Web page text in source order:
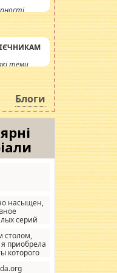
теми,
питання.
Блоги
насыщен,
серий
в MebelOk,
порядке,
а это не
столом,
приобрела
которого